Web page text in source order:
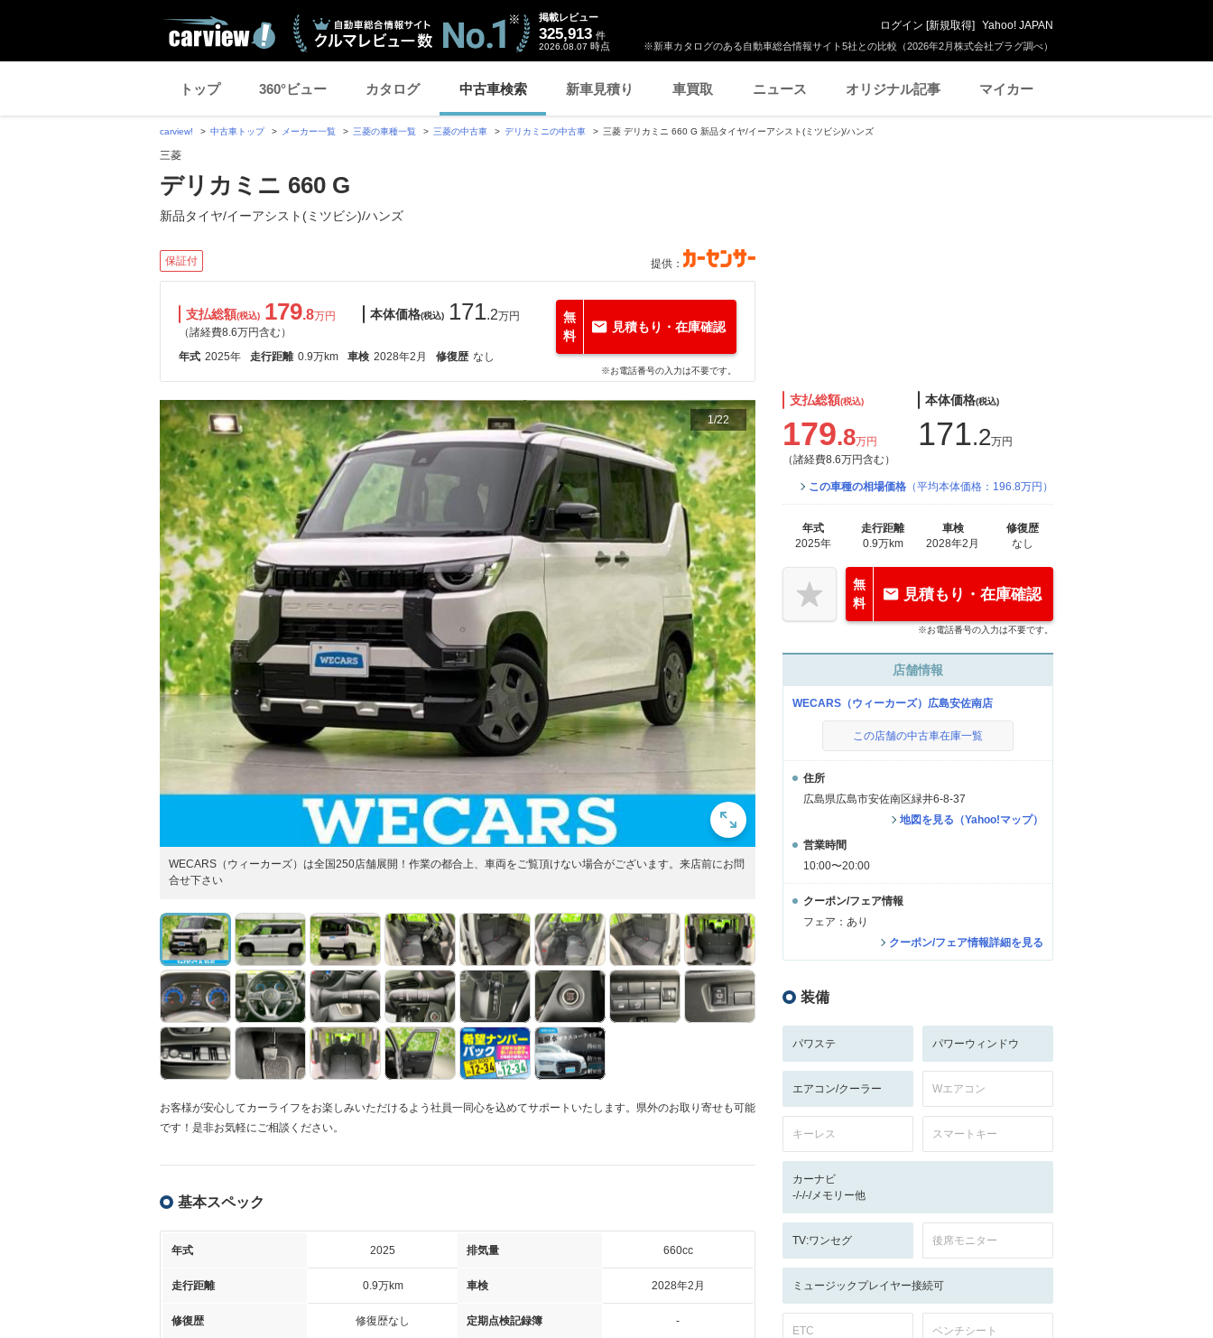
※新車カタログのある自動車総合情報サイト5社との比較（2026年2月株式会社プラグ調べ）
掲載レビュー
325,913 件
2026.08.07 時点
ログイン [新規取得] Yahoo! JAPAN
トップ 360°ビュー カタログ 中古車検索 新車見積り 車買取 ニュース オリジナル記事 マイカー
carview! 中古車トップ メーカー一覧 三菱の車種一覧 三菱の中古車 デリカミニの中古車 三菱 デリカミニ 660 G 新品タイヤ/イーアシスト(ミツビシ)/ハンズ
三菱
デリカミニ 660 G
新品タイヤ/イーアシスト(ミツビシ)/ハンズ
保証付 提供：
支払総額(税込) 179.8万円
（諸経費8.6万円含む）
本体価格(税込) 171.2万円
年式 2025年 走行距離 0.9万km 車検 2028年2月 修復歴 なし
無
料
見積もり・在庫確認
※お電話番号の入力は不要です。
1/22
WECARS（ウィーカーズ）は全国250店舗展開！作業の都合上、車両をご覧頂けない場合がございます。来店前にお問
合せ下さい
お客様が安心してカーライフをお楽しみいただけるよう社員一同心を込めてサポートいたします。県外のお取り寄せも可能
です！是非お気軽にご相談ください。
基本スペック
年式 2025 排気量 660cc
走行距離 0.9万km 車検 2028年2月
修復歴 修復歴なし 定期点検記録簿 -
支払総額(税込)
179.8万円
（諸経費8.6万円含む）
本体価格(税込)
171.2万円
この車種の相場価格 （平均本体価格：196.8万円）
年式
2025年
走行距離
0.9万km
車検
2028年2月
修復歴
なし
無
料
見積もり・在庫確認
※お電話番号の入力は不要です。
店舗情報
WECARS（ウィーカーズ）広島安佐南店
この店舗の中古車在庫一覧
住所
広島県広島市安佐南区緑井6-8-37
地図を見る（Yahoo!マップ）
営業時間
10:00〜20:00
クーポン/フェア情報
フェア：あり
クーポン/フェア情報詳細を見る
装備
パワステ パワーウィンドウ
エアコン/クーラー Wエアコン
キーレス スマートキー
カーナビ
-/-/-/メモリー他
TV:ワンセグ 後席モニター
ミュージックプレイヤー接続可
ETC ベンチシート